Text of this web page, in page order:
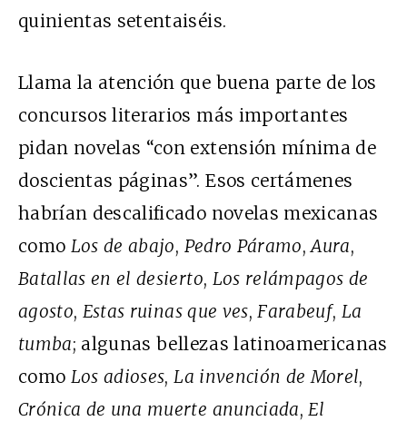
quinientas setentaiséis.
Llama la atención que buena parte de los
concursos literarios más importantes
pidan novelas “con extensión mínima de
doscientas páginas”. Esos certámenes
habrían descalificado novelas mexicanas
como Los de abajo, Pedro Páramo,Aura,
Batallas en el desierto, Los relámpagos de
agosto, Estas ruinas que ves, Farabeuf, La
tumba; algunas bellezas latinoamericanas
como Los adioses, La invención de Morel,
Crónica de una muerte anunciada, El